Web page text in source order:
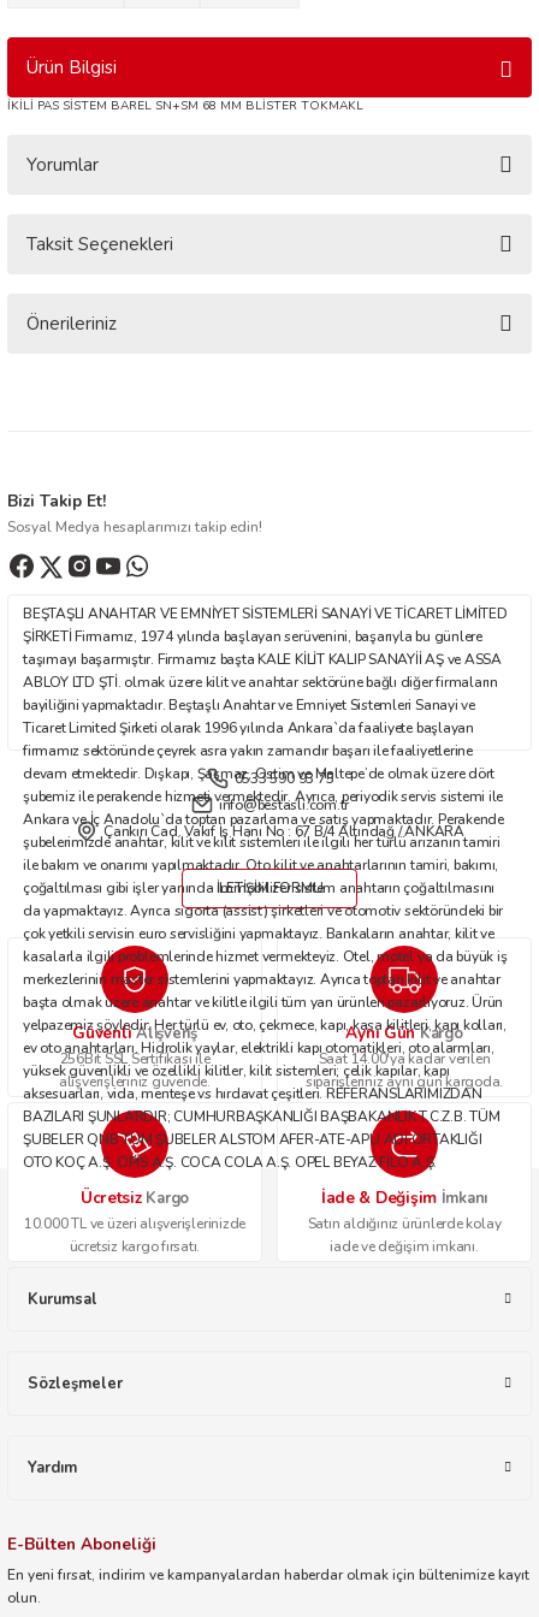
Ürün Bilgisi
İKİLİ PAS SİSTEM BAREL SN+SM 68 MM BLİSTER TOKMAKL
Yorumlar
Bu ürüne ilk yorumu siz yapın!
Taksit Seçenekleri
Önerileriniz
Ürün resmi kalitesiz, bozuk veya görüntülenemiyor.
Ürün açıklamasında eksik bilgiler bulunuyor.
Ürün bilgilerinde hatalar bulunuyor.
Bu ürüne benzer farklı alternatifler olmalı.
Gönder
Bizi Takip Et!
Sosyal Medya hesaplarımızı takip edin!
BEŞTAŞLI ANAHTAR VE EMNİYET SİSTEMLERİ SANAYİ VE TİCARET LİMİTED
ŞİRKETİ Firmamız, 1974 yılında başlayan serüvenini, başarıyla bu günlere
taşımayı başarmıştır. Firmamız başta KALE KİLİT KALIP SANAYİİ AŞ ve ASSA
ABLOY LTD ŞTİ. olmak üzere kilit ve anahtar sektörüne bağlı diğer firmaların
bayiliğini yapmaktadır. Beştaşlı Anahtar ve Emniyet Sistemleri Sanayi ve
Ticaret Limited Şirketi olarak 1996 yılında Ankara`da faaliyete başlayan
firmamız sektöründe çeyrek asra yakın zamandır başarı ile faaliyetlerine
devam etmektedir. Dışkapı, Şaşmaz, Ostim ve Maltepe’de olmak üzere dört
şubemiz ile perakende hizmeti vermektedir. Ayrıca, periyodik servis sistemi ile
Ankara ve İç Anadolu`da toptan pazarlama ve satış yapmaktadır. Perakende
şubelerimizde anahtar, kilit ve kilit sistemleri ile ilgili her türlü arızanın tamiri
ile bakım ve onarımı yapılmaktadır. Oto kilit ve anahtarlarının tamiri, bakımı,
çoğaltılması gibi işler yanında immobilizer sistem anahtarın çoğaltılmasını
da yapmaktayız. Ayrıca sigorta (assist) şirketleri ve otomotiv sektöründeki bir
çok yetkili servisin euro servisliğini yapmaktayız. Bankaların anahtar, kilit ve
kasalarla ilgili problemlerinde hizmet vermekteyiz. Otel, motel ya da büyük iş
merkezlerinin master sistemlerini yapmaktayız. Ayrıca toptan kilit ve anahtar
başta olmak üzere anahtar ve kilitle ilgili tüm yan ürünleri pazarlıyoruz. Ürün
yelpazemiz şöyledir: Her türlü ev, oto, çekmece, kapı, kasa kilitleri, kapı kolları,
ev oto anahtarları. Hidrolik yaylar, elektrikli kapı otomatikleri, oto alarmları,
yüksek güvenlikli ve özellikli kilitler, kilit sistemleri; çelik kapılar, kapı
aksesuarları, vida, menteşe vs hırdavat çeşitleri. REFERANSLARIMIZDAN
BAZILARI ŞUNLARDIR; CUMHURBAŞKANLIĞI BAŞBAKANLIK T.C.Z.B. TÜM
ŞUBELER QNB TÜM ŞUBELER ALSTOM AFER-ATE-APU ADİ ORTAKLIĞI
OTO KOÇ A.Ş. OPİS A.Ş. COCA COLA A.Ş. OPEL BEYAZ FİLO A.Ş.
0533 590 93 75
info@bestasli.com.tr
Çankırı Cad. Vakıf İş Hanı No : 67 B/4 Altındağ / ANKARA
İLETİŞİM FORMU
GüvenliAlışveriş
256Bit SSL Sertifikası ile
alışverişleriniz güvende.
Aynı GünKargo
Saat 14.00'ya kadar verilen
siparişleriniz aynı gün kargoda.
Ücretsiz Kargo
10.000 TL ve üzeri alışverişlerinizde
ücretsiz kargo fırsatı.
İade & Değişim İmkanı
Satın aldığınız ürünlerde kolay
iade ve değişim imkanı.
Kurumsal
Sözleşmeler
Yardım
E-Bülten Aboneliği
En yeni fırsat, indirim ve kampanyalardan haberdar olmak için bültenimize kayıt
olun.